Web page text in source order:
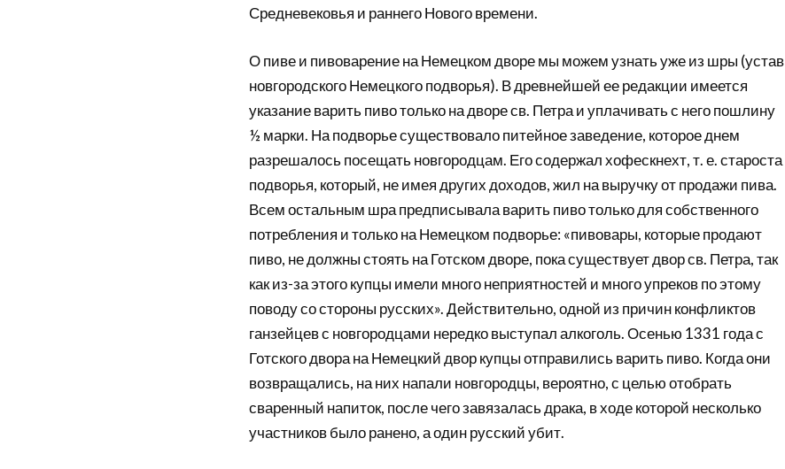
Средневековья и раннего Нового времени.
О пиве и пивоварение на Немецком дворе мы можем узнать уже из шры (устав
новгородского Немецкого подворья). В древнейшей ее редакции имеется
указание варить пиво только на дворе св. Петра и уплачивать с него пошлину
½ марки. На подворье существовало питейное заведение, которое днем
разрешалось посещать новгородцам. Его содержал хофескнехт, т. е. староста
подворья, который, не имея других доходов, жил на выручку от продажи пива.
Всем остальным шра предписывала варить пиво только для собственного
потребления и только на Немецком подворье: «пивовары, которые продают
пиво, не должны стоять на Готском дворе, пока существует двор св. Петра, так
как из-за этого купцы имели много неприятностей и много упреков по этому
поводу со стороны русских». Действительно, одной из причин конфликтов
ганзейцев с новгородцами нередко выступал алкоголь. Осенью 1331 года с
Готского двора на Немецкий двор купцы отправились варить пиво. Когда они
возвращались, на них напали новгородцы, вероятно, с целью отобрать
сваренный напиток, после чего завязалась драка, в ходе которой несколько
участников было ранено, а один русский убит.